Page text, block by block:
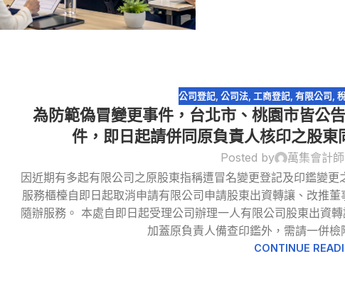
09
9 月
公司登記 ,公司法 工商登記 ,有限公司 ,
為防範偽冒變更事件，台北市、桃園市皆公
件，即日起請併同原負責人核印之股
Posted by
萬集會計
因近期有多起有限公司之原股東指稱遭冒名變更登記及印鑑變
服務櫃檯自即日起取消申請有限公司申請股東出資轉讓、改推
隨辦服務。 本處自即日起受理公司辦理一人有限公司股東出資
加蓋原負責人備查印鑑外，需請一併檢
CONTINUE